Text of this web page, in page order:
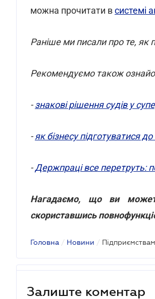
можна прочитати всистемі
Раніше ми писали про те, як
Рекомендуємо також
-знакові рішення судів у
-як бізнесу підготуватися
-Держпраці все перетруть:
Нагадаємо, що ви можете
скориставшись
Головна / Новини /
Залиште коментар